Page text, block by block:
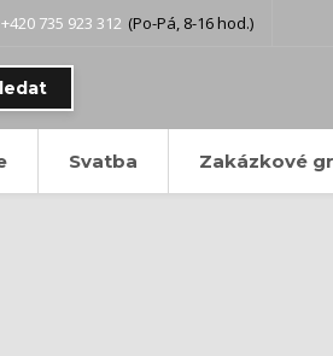
+420 735 923 312 (Po-Pá, 8-16 hod.)
Svatba Zakázkové